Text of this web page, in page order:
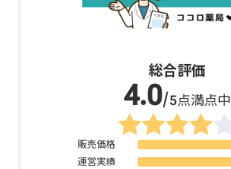
総合評価
/5点満点中
販売価格
運営実績